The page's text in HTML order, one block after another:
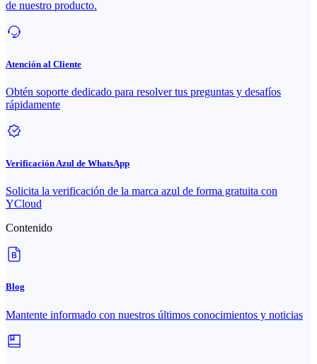
de nuestro producto.
Atención al Cliente
Obtén soporte dedicado para resolver tus preguntas y desafíos
rápidamente
Verificación Azul de WhatsApp
Solicita la verificación de la marca azul de forma gratuita con
YCloud
Contenido
Blog
Mantente informado con nuestros últimos conocimientos y noticias